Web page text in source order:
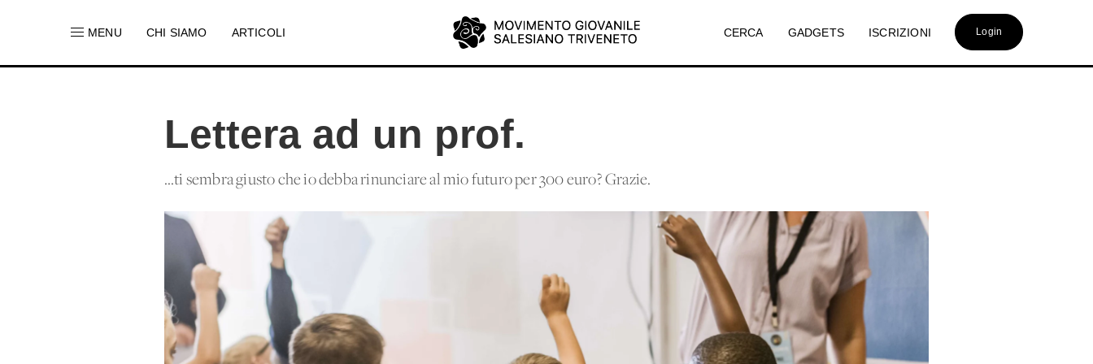
MENU CHI SIAMO ARTICOLI CERCA GADGETS ISCRIZIONI Login
Lettera ad un prof.
...ti sembra giusto che io debba rinunciare al mio futuro per 300 euro? Grazie.